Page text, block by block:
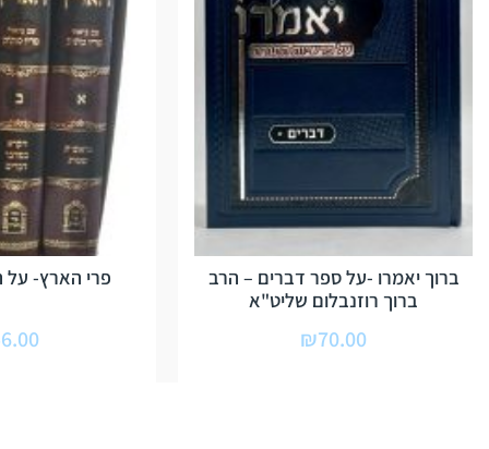
ברוך יאמרו -על ספר דברים – הרב
ברוך רוזנבלום שליט"א
₪70.00
פרי הארץ- על